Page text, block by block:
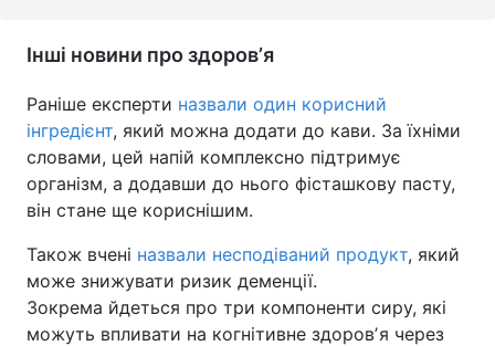
Інші новини про здоровʼя
Раніше експерти назвали один корисний
інгредієнт, який можна додати до кави. За їхніми
словами, цей напій комплексно підтримує
організм, а додавши до нього фісташкову пасту,
він стане ще кориснішим.
Також вчені назвали несподіваний продукт, який
може знижувати ризик деменції.
Зокрема йдеться про три компоненти сиру, які
можуть впливати на когнітивне здоровʼя через